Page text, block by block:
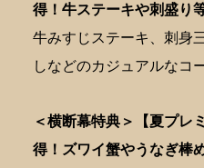
得！牛ステーキや刺盛り
牛みすじステーキ、刺身
しなどのカジュアルなコ
＜横断幕特典＞【夏プレ
得！ズワイ蟹やうなぎ棒